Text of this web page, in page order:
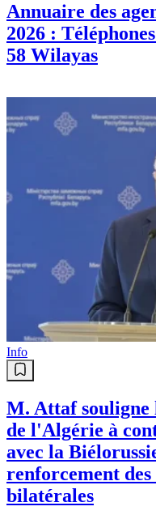
Annuaire des
2026 :
58 Wilayas
Info
M. Attaf
de l'Algérie à
avec la
renforcement
bilatérales